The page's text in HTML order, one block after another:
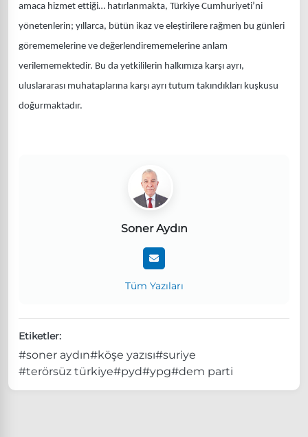
amaca hizmet ettiği… hatırlanmakta, Türkiye Cumhuriyeti’ni
yönetenlerin; yıllarca, bütün ikaz ve eleştirilere rağmen bu günleri
görememelerine ve değerlendirememelerine anlam
verilememektedir. Bu da yetkililerin halkımıza karşı ayrı,
uluslararası muhataplarına karşı ayrı tutum takındıkları kuşkusu
doğurmaktadır.
Soner Aydın
Tüm Yazıları
Etiketler:
#soner aydın#köşe yazısı#suriye
#terörsüz türkiye#pyd#ypg#dem parti